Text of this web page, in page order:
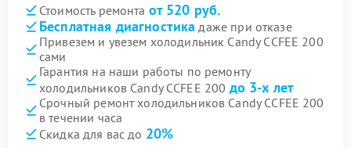
Стоимость ремонта от 520 руб.
Бесплатная диагностика даже при отказе
Привезем и увезем холодильник Candy CCFEE 200
сами
Гарантия на наши работы по ремонту
холодильников Candy CCFEE 200 до 3-х лет
Срочный ремонт холодильников Candy CCFEE 200
в течении часа
Скидка для вас до 20%